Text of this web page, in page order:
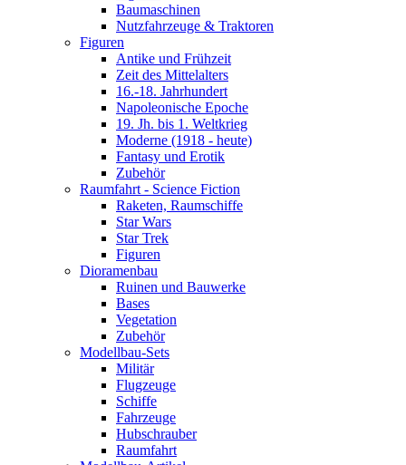
Baumaschinen
Nutzfahrzeuge & Traktoren
Figuren
Antike und Frühzeit
Zeit des Mittelalters
16.-18. Jahrhundert
Napoleonische Epoche
19. Jh. bis 1. Weltkrieg
Moderne (1918 - heute)
Fantasy und Erotik
Zubehör
Raumfahrt - Science Fiction
Raketen, Raumschiffe
Star Wars
Star Trek
Figuren
Dioramenbau
Ruinen und Bauwerke
Bases
Vegetation
Zubehör
Modellbau-Sets
Militär
Flugzeuge
Schiffe
Fahrzeuge
Hubschrauber
Raumfahrt